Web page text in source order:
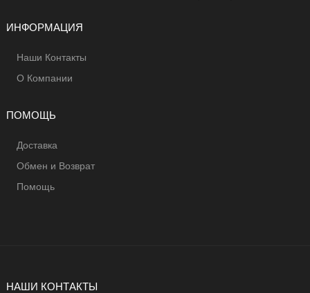
ИНФОРМАЦИЯ
Наши Контакты
О Компании
ПОМОЩЬ
Доставка
Обмен и Возврат
Помощь
НАШИ КОНТАКТЫ